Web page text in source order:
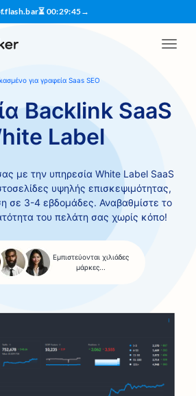
⏳ 00:29:44→
για γραφεία Saas SEO
Backlink SaaS
Label
με την υπηρεσία White Label SaaS
υψηλής επισκεψιμότητας,
σε 3-4 εβδομάδες. Αναβαθμίστε το
του πελάτη σας χωρίς κόπο!
Εμπιστεύονται χιλιάδες
μάρκες...